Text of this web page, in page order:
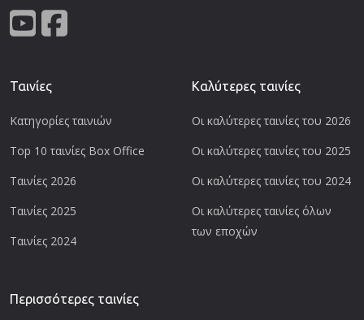
Ταινίες
Κατηγορίες ταινιών
Top 10 ταινίες Box Office
Ταινίες 2026
Ταινίες 2025
Ταινίες 2024
Καλύτερες ταινίες
Οι καλύτερες ταινίες του 2026
Οι καλύτερες ταινίες του 2025
Οι καλύτερες ταινίες του 2024
Οι καλύτερες ταινίες όλων
των εποχών
Περισσότερες ταινίες